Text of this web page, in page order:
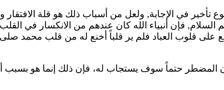
في الإجابة, ولعل من أسباب ذلك هو قلة الافتقار
فإن أنبياء الله كان عندهم من الانكسار في
على قلوب العباد فلم ير قلباً أخنع له من قلب محمد
وإذا كان المضطر حتماً سوف يستجاب له، فإن ذلك إنما هو